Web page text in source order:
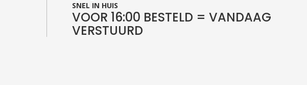
SNEL IN HUIS
VOOR 16:00 BESTELD = VANDAAG
VERSTUURD